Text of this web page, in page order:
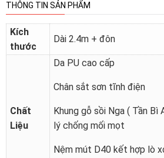
THÔNG TIN SẢN PHẨM
Kích
thước
Dài 2.4m + đôn
Chất
Liệu
Da PU cao cấp
Chân sắt sơn tĩnh điện
Khung gỗ sồi Nga ( Tần Bì
lý chống mối mọt
Nệm mút D40 kết hợp lò